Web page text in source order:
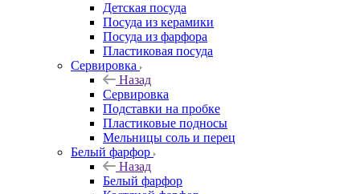
Детская посуда
Посуда из керамики
Посуда из фарфора
Пластиковая посуда
Сервировка
Назад
Сервировка
Подставки на пробке
Пластиковые подносы
Мельницы соль и перец
Белый фарфор
Назад
Белый фарфор